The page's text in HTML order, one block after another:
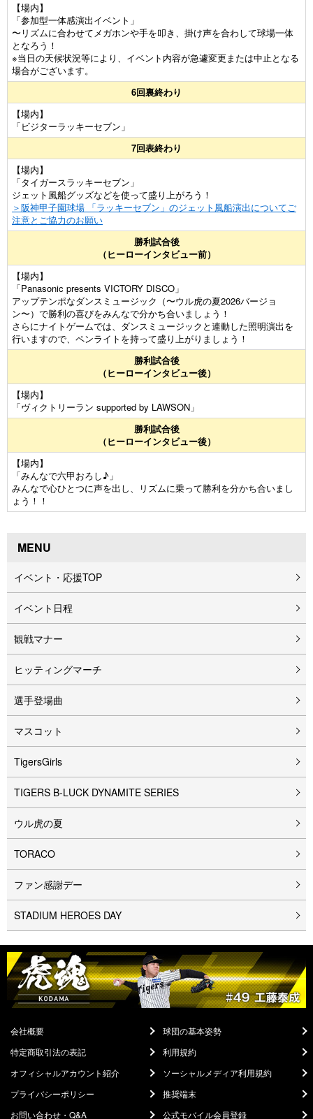
【場内】
「参加型一体感演出イベント」
〜リズムに合わせてメガホンや手を叩き、掛け声を合わして球場一体
となろう！
※当日の天候状況等により、イベント内容が急遽変更または中止となる
場合がございます。
6回裏終わり
【場内】
「ビジターラッキーセブン」
7回表終わり
【場内】
「タイガースラッキーセブン」
ジェット風船グッズなどを使って盛り上がろう！
＞阪神甲子園球場 「ラッキーセブン」のジェット風船演出についてご
注意とご協力のお願い
勝利試合後
（ヒーローインタビュー前）
【場内】
「Panasonic presents VICTORY DISCO」
アップテンポなダンスミュージック（〜ウル虎の夏2026バージョ
ン〜）で勝利の喜びをみんなで分かち合いましょう！
さらにナイトゲームでは、ダンスミュージックと連動した照明演出を
行いますので、ペンライトを持って盛り上がりましょう！
勝利試合後
（ヒーローインタビュー後）
【場内】
「ヴィクトリーラン supported by LAWSON」
勝利試合後
（ヒーローインタビュー後）
【場内】
「みんなで六甲おろし♪」
みんなで心ひとつに声を出し、リズムに乗って勝利を分かち合いまし
ょう！！
MENU
イベント・応援TOP
イベント⽇程
観戦マナー
ヒッティングマーチ
選手登場曲
マスコット
TigersGirls
TIGERS B-LUCK DYNAMITE SERIES
ウル⻁の夏
TORACO
ファン感謝デー
STADIUM HEROES DAY
会社概要
球団の基本姿勢
特定商取引法の表記
利用規約
オフィシャルアカウント紹介
ソーシャルメディア利用規約
プライバシーポリシー
推奨端末
お問い合わせ・Q&A
公式モバイル会員登録